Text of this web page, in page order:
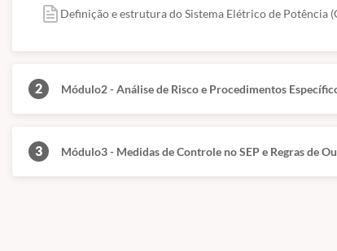
Definição e estrutura do Sistema Elétrico de Potência
2 Módulo2 - Análise de Risco e Procedimentos
3 Módulo3 - Medidas de Controle no SEP e Regras de